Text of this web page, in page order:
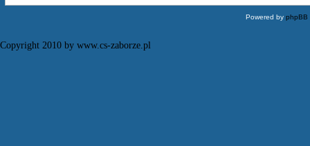
Powered byphpBB
Copyright 2010 by www.cs-zaborze.pl